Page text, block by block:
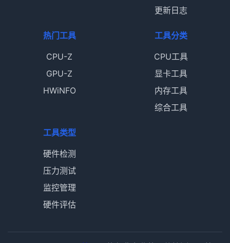
更新日志
热门工具
CPU-Z
GPU-Z
HWiNFO
工具分类
CPU工具
显卡工具
内存工具
综合工具
工具类型
硬件检测
压力测试
监控管理
硬件评估